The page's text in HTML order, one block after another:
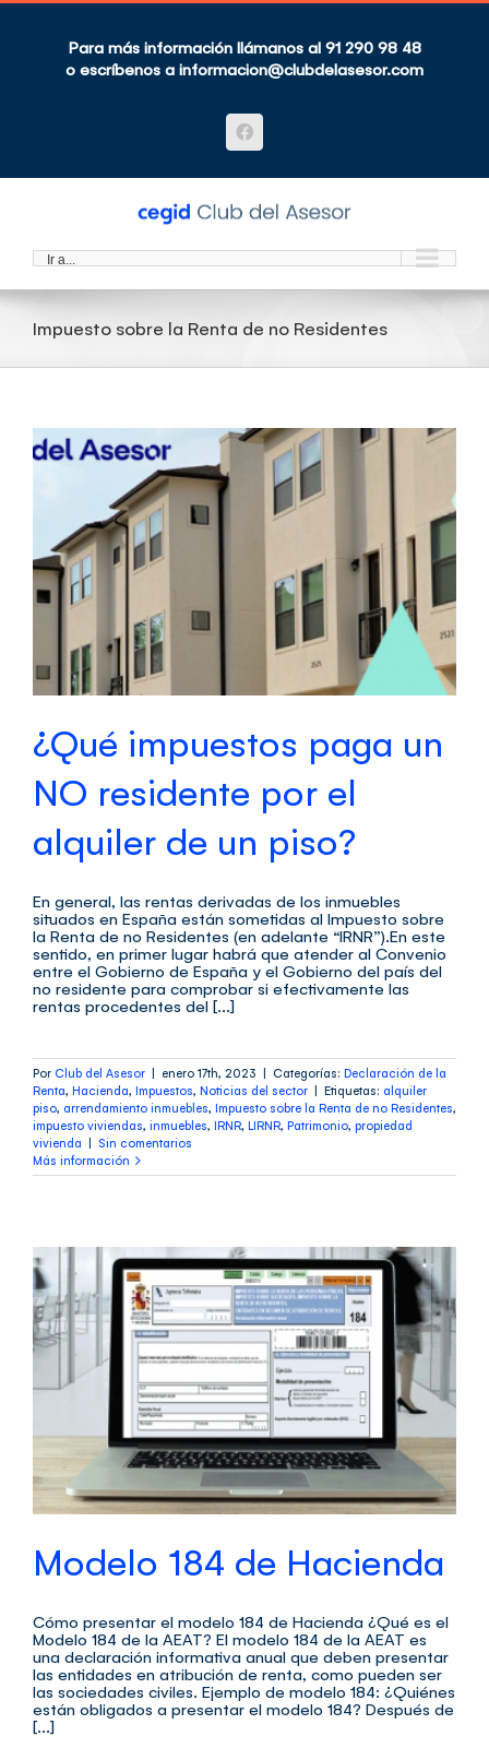
Saltar
contenidoPara más información llámanos al 91 290 98 48
o escríbenos a informacion@clubdelasesor.com
Facebook
Ir a...
Impuesto sobre la Renta de no Residentes
¿Qué impuestos paga un
NO residente por el
alquiler de un piso?
En general, las rentas derivadas de los inmuebles
situados en España están sometidas al Impuesto sobre
la Renta de no Residentes (en adelante “IRNR”).En este
sentido, en primer lugar habrá que atender al Convenio
entre el Gobierno de España y el Gobierno del país del
no residente para comprobar si efectivamente las
rentas procedentes del [...]
Por Club del Asesor | enero 17th, 2023 | Categorías: Declaración de la
Renta, Hacienda, Impuestos, Noticias del sector | Etiquetas: alquiler
piso, arrendamiento inmuebles, Impuesto sobre la Renta de no Residentes,
impuesto viviendas, inmuebles, IRNR, LIRNR, Patrimonio, propiedad
vivienda | Sin comentarios
Más información
Modelo 184 de Hacienda
Cómo presentar el modelo 184 de Hacienda ¿Qué es el
Modelo 184 de la AEAT? El modelo 184 de la AEAT es
una declaración informativa anual que deben presentar
las entidades en atribución de renta, como pueden ser
las sociedades civiles. Ejemplo de modelo 184: ¿Quiénes
están obligados a presentar el modelo 184? Después de
[...]